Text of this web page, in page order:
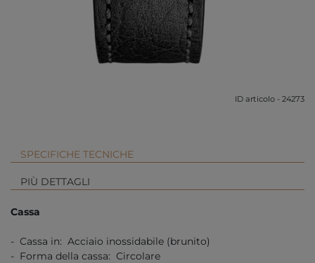
ID articolo - 24273
SPECIFICHE TECNICHE
PIÙ DETTAGLI
Cassa
- Cassa in: Acciaio inossidabile (brunito)
- Forma della cassa: Circolare